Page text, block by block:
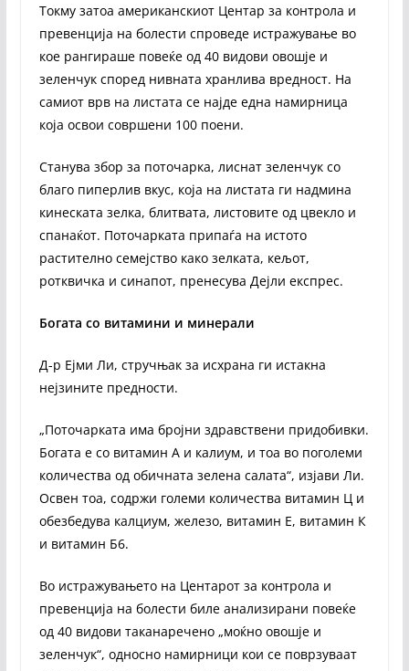
Токму затоа американскиот Центар за контрола и
превенција на болести спроведе истражување во
кое рангираше повеќе од 40 видови овошје и
зеленчук според нивната хранлива вредност. На
самиот врв на листата се најде една намирница
која освои совршени 100 поени.
Станува збор за поточарка, лиснат зеленчук со
благо пиперлив вкус, која на листата ги надмина
кинеската зелка, блитвата, листовите од цвекло и
спанаќот. Поточарката припаѓа на истото
растително семејство како зелката, кељот,
ротквичка и синапот, пренесува Дејли експрес.
Богата со витамини и минерали
Д-р Ејми Ли, стручњак за исхрана ги истакна
нејзините предности.
„Поточарката има бројни здравствени придобивки.
Богата е со витамин А и калиум, и тоа во поголеми
количества од обичната зелена салата“, изјави Ли.
Освен тоа, содржи големи количества витамин Ц и
обезбедува калциум, железо, витамин Е, витамин К
и витамин Б6.
Во истражувањето на Центарот за контрола и
превенција на болести биле анализирани повеќе
од 40 видови таканаречено „моќно овошје и
зеленчук“, односно намирници кои се поврзуваат